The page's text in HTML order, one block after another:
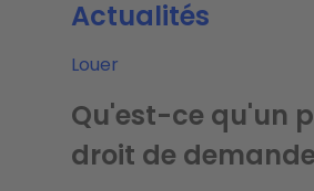
Louer
Qu'est-ce qu'un
droit de
Actualités
Acheter
Achat immobilier
les vices cachés ?
Actualités
Acheter
Quelles sont les
l'achat d'un bien
Actualités